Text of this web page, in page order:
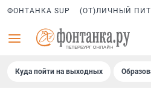
ФОНТАНКА SUP (ОТ)ЛИЧНЫЙ
Куда пойти на выходных